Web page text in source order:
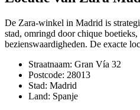
De Zara-winkel in Madrid is
stad, omringd door chique
bezienswaardigheden. De exacte
Straatnaam: Gran Vía 32
Postcode: 28013
Stad: Madrid
Land: Spanje